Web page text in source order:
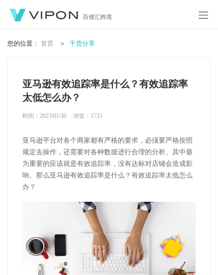
百佬汇跨境
您的位置： 首页 干货分享
亚马逊有效追踪率是什么？有效追踪率
太低怎么办？
时间：2023/01/30 浏览： 1733
亚马逊平台对各个商家都有严格的要求， 必须要严格按照
规定去操作，还需要对各种数据进行合理的分析。其中最
为重要的应该就是有效追踪率，没有达标对店铺会造成影
响。那么亚马逊有效追踪率是什么？有效追踪率太低怎么
办？